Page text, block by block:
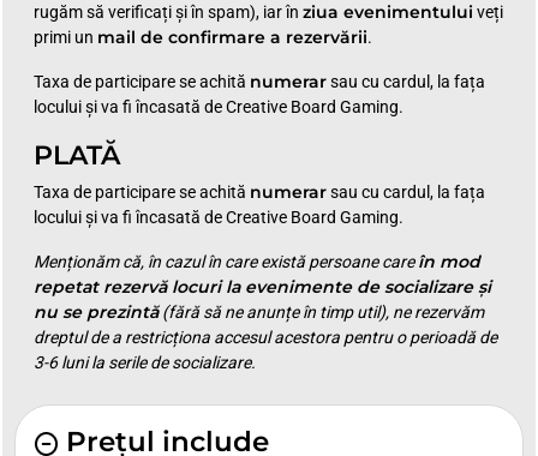
rugăm să verificați și în spam), iar în ziua evenimentului veți
primi un mail de confirmare a rezervării.
Taxa de participare se achită numerarsau cu cardul, la fața
locului și va fi încasată de Creative Board Gaming.
PLATĂ
Taxa de participare se achită numerarsau cu cardul, la fața
locului și va fi încasată de Creative Board Gaming.
Menționăm că, în cazul în care există persoane careîn mod
repetat rezervă locuri la evenimente de socializare și
nu se prezintă(fără să ne anunțe în timp util), ne rezervăm
dreptul de a restricționa accesul acestora pentru o perioadă de
3-6 luni la serile de socializare.
Prețul include